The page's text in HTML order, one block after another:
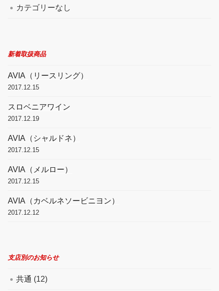
カテゴリーなし
新着取扱商品
AVIA（リースリング）
2017.12.15
スロベニアワイン
2017.12.19
AVIA（シャルドネ）
2017.12.15
AVIA（メルロー）
2017.12.15
AVIA（カベルネソービニヨン）
2017.12.12
支店別のお知らせ
共通 (12)